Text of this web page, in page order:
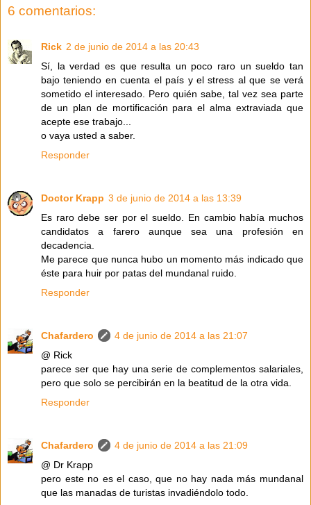
6 comentarios:
Rick 2 de junio de 2014 a las 20:43
Sí, la verdad es que resulta un poco raro un sueldo tan
bajo teniendo en cuenta el país y el stress al que se verá
sometido el interesado. Pero quién sabe, tal vez sea parte
de un plan de mortificación para el alma extraviada que
acepte ese trabajo...
o vaya usted a saber.
Responder
Doctor Krapp 3 de junio de 2014 a las 13:39
Es raro debe ser por el sueldo. En cambio había muchos
candidatos a farero aunque sea una profesión en
decadencia.
Me parece que nunca hubo un momento más indicado que
éste para huir por patas del mundanal ruido.
Responder
Chafardero
4 de junio de 2014 a las 21:07
@ Rick
parece ser que hay una serie de complementos salariales,
pero que solo se percibirán en la beatitud de la otra vida.
Responder
Chafardero
4 de junio de 2014 a las 21:09
@ Dr Krapp
pero este no es el caso, que no hay nada más mundanal
que las manadas de turistas invadiéndolo todo.